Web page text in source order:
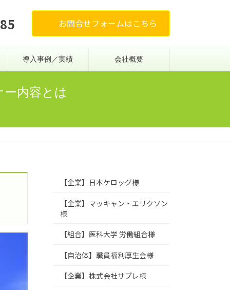
お問合せフォームはこちら
導入事例／実績 会社概要
内容とは
【企業】日本ケロッグ様
【企業】マッキャン・エリクソン
様
【組合】医科大学 労働組合様
【自治体】職員福利厚生会様
【企業】株式会社サプレ様